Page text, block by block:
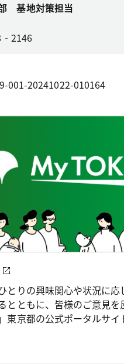
基地対策担当
001-20241022-010164
とりの興味関心や状況に応
とともに、皆様のご意見を
東京都の公式ポータルサイ